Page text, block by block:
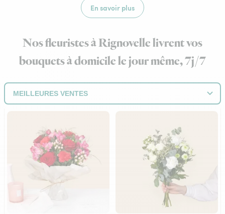
En savoir plus
Nos fleuristes à Rignovelle livrent vos
bouquets à domicile le jour même, 7j/7